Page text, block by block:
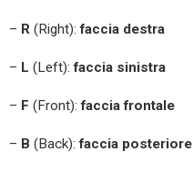
– R (Right):faccia destra
– L (Left):faccia sinistra
– F (Front):faccia frontale
– B (Back):faccia posteriore